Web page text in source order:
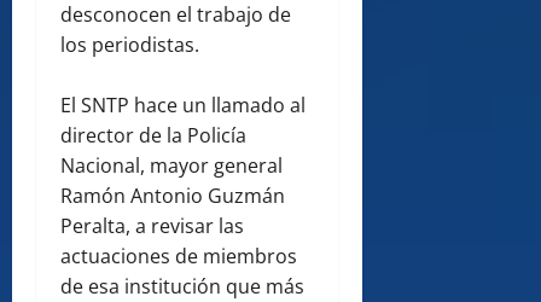
desconocen el trabajo de
los periodistas.
El SNTP hace un llamado al
director de la Policía
Nacional, mayor general
Ramón Antonio Guzmán
Peralta, a revisar las
actuaciones de miembros
de esa institución que más